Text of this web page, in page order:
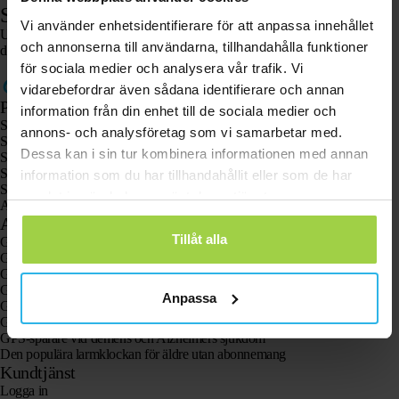
Vi använder enhetsidentifierare för att anpassa innehållet
och annonserna till användarna, tillhandahålla funktioner
för sociala medier och analysera vår trafik. Vi
vidarebefordrar även sådana identifierare och annan
information från din enhet till de sociala medier och
annons- och analysföretag som vi samarbetar med.
Dessa kan i sin tur kombinera informationen med annan
information som du har tillhandahållit eller som de har
samlat in när du har använt deras tjänster.
Tillåt alla
Anpassa
Steg 5. Platser kommer in
Uppdatera sidan. Platser kommer nu in. Får du inte in någon plats och har
du följt alla steg? Kontakta då vår kundtjänst viakontaktformuläret.
Produkter
Spotter GPS-spårare X10
Spotter Senior GPS-klocka
Spotter GPS-klocka Explorer
Spotter GPS-klocka för barn
Spotter CatX
Animal Spotter
Användningsområden
GPS-spårare
GPS-spårare för barn
GPS-klockor för barn
GPS-spårare för katter
GPS-spårare för hundar
GPS-spårare för äldre med larmknapp
GPS-spårare vid demens och Alzheimers sjukdom
Den populära larmklockan för äldre utan abonnemang
Kundtjänst
Logga in